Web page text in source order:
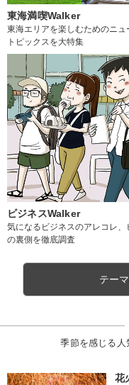
東海満喫Walker
東海エリアを楽しむためのニュ
トピックスを大特集
ビジネスWalker
気になるビジネスのアレコレ、
の裏側を徹底調査
テー
季節を感じる人
花